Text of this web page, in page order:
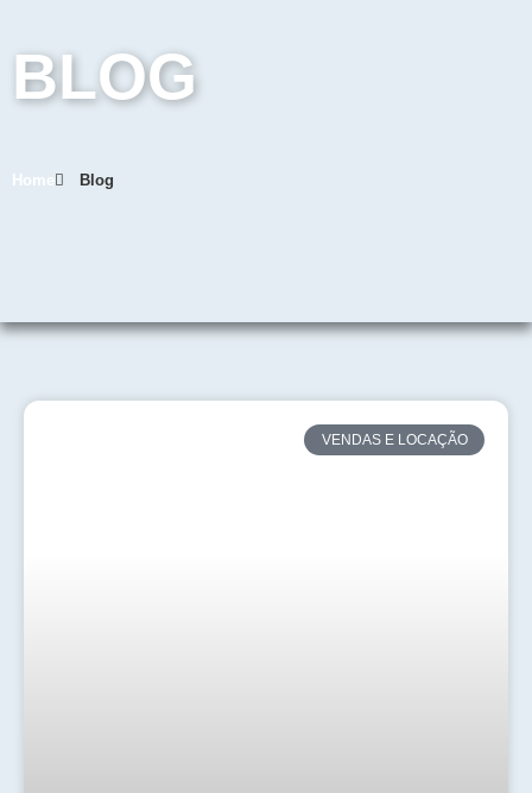
BLOG
Home Blog
VENDAS E LOCAÇÃO